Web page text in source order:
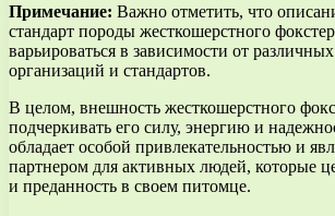
Примечание: Важно отметить, что
стандарт породы жесткошерстного
варьироваться в зависимости от
организаций и стандартов.
В целом, внешность жесткошерстного
подчеркивать его силу, энергию и
обладает особой привлекательностью и
партнером для активных людей, которые
и преданность в своем питомце.